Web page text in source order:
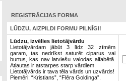
REĢISTRĀCIJAS FORMA
LŪDZU, AIZPILDI FORMU PILNĪGI!
Lūdzu, izvēlies lietotājvārdu
Lietotājvārdam jābūt 3 līdz 32 zīmēm
garam, tas nedrīkst saturēt ciparus vai
burtus, kas nav latviešu valodas alfabētā.
Atļautas ir atstarpes starp vārdiem.
Lietotājvārds ir tava tēla vārds un uzvārds!
Piemēri: “Kristians”, “Flēra Goldinga”.